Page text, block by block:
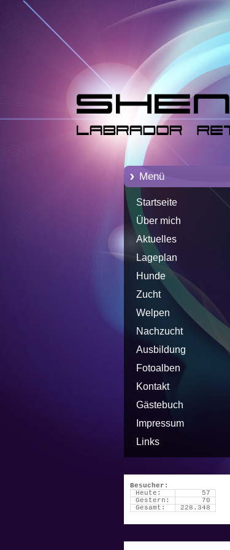
Menü
Startseite
Über mich
Aktuelles
Lageplan
Hunde
Zucht
Welpen
Nachzucht
Ausbildung
Fotoalben
Kontakt
Gästebuch
Impressum
Links
Besucher:
Heute:
57
Gestern:
70
Gesamt:
228.348